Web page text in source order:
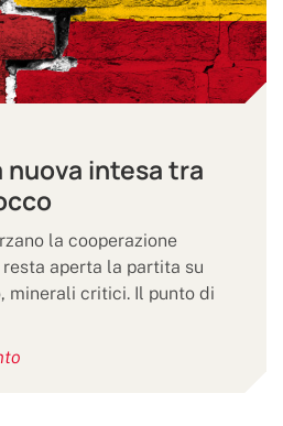
nuova intesa tra
la cooperazione
aperta la partita su
minerali critici. Il punto di